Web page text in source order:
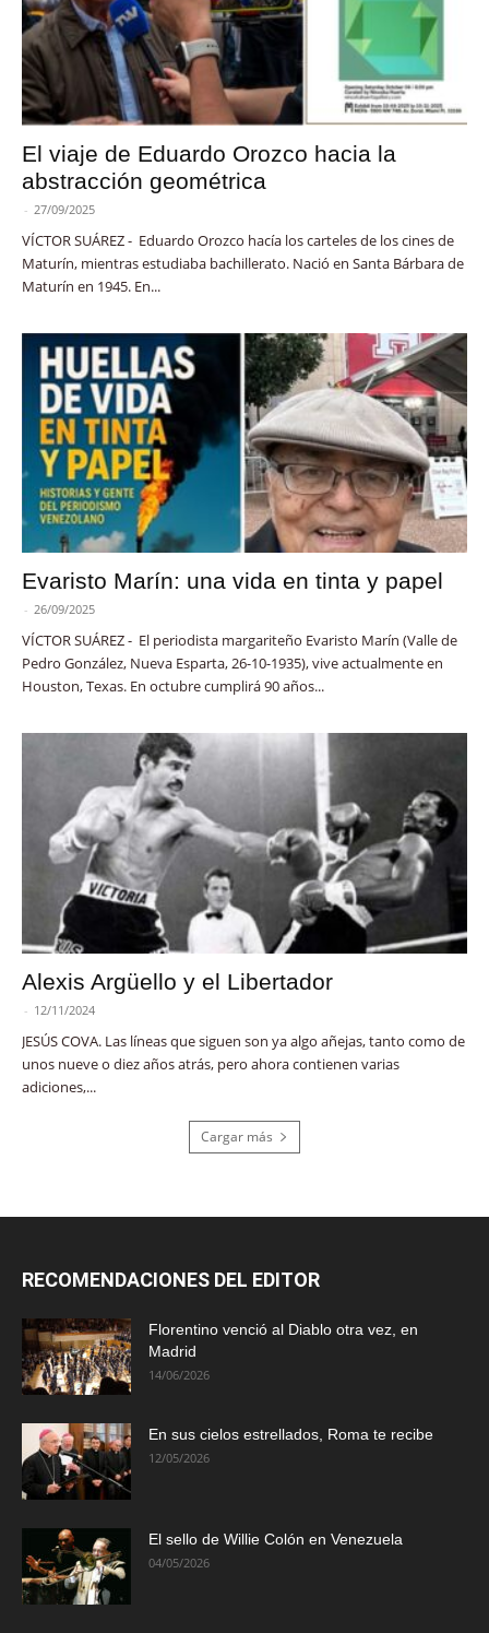
El viaje de Eduardo Orozco hacia la
abstracción geométrica
- 27/09/2025
VÍCTOR SUÁREZ - Eduardo Orozco hacía los carteles de los cines de
Maturín, mientras estudiaba bachillerato. Nació en Santa Bárbara de
Maturín en 1945. En...
Evaristo Marín: una vida en tinta y papel
- 26/09/2025
VÍCTOR SUÁREZ - El periodista margariteño Evaristo Marín (Valle de
Pedro González, Nueva Esparta, 26-10-1935), vive actualmente en
Houston, Texas. En octubre cumplirá 90 años...
Alexis Argüello y el Libertador
- 12/11/2024
JESÚS COVA. Las líneas que siguen son ya algo añejas, tanto como de
unos nueve o diez años atrás, pero ahora contienen varias
adiciones,...
Cargar más
RECOMENDACIONES DEL EDITOR
Florentino venció al Diablo otra vez, en
Madrid
14/06/2026
En sus cielos estrellados, Roma te recibe
12/05/2026
El sello de Willie Colón en Venezuela
04/05/2026